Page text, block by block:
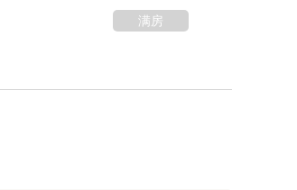
满房